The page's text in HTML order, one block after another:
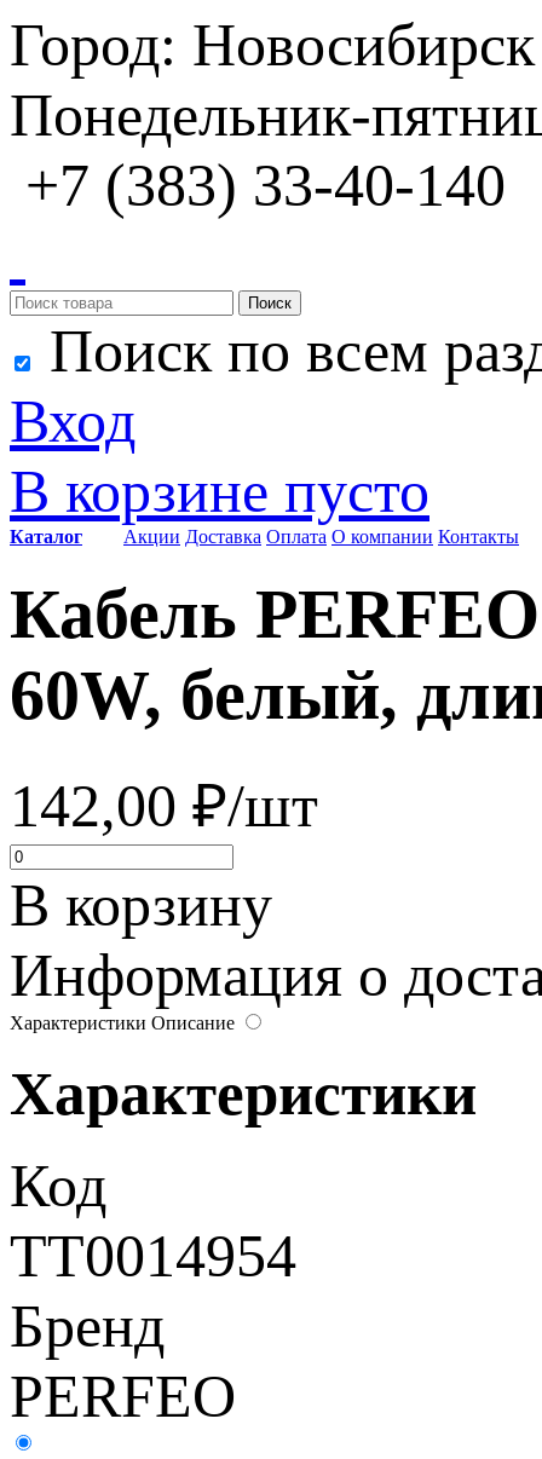
Город: Новосибирск
Понедельник-
+7 (383) 33-40-140
Поиск
Поиск по всем
Вход
В корзине пусто
Каталог Акции Доставка Оплата О компании Контакты
Кабель
60W, белый,
142,00 ₽/шт
В корзину
Информация о
Характеристики Описание
Характеристики
Код
ТТ0014954
Бренд
PERFEO